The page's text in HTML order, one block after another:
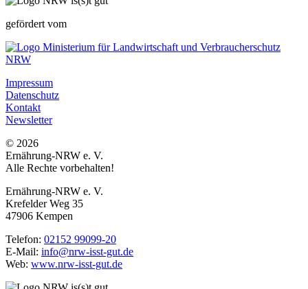
gefördert vom
Impressum
Datenschutz
Kontakt
Newsletter
© 2026
Ernährung-NRW e. V.
Alle Rechte vorbehalten!
Ernährung-NRW e. V.
Krefelder Weg 35
47906 Kempen
Telefon: 02152 99099-20
E-Mail: info@nrw-isst-gut.de
Web: www.nrw-isst-gut.de